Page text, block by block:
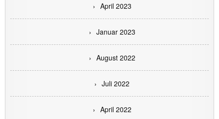
April 2023
Januar 2023
August 2022
Juli 2022
April 2022